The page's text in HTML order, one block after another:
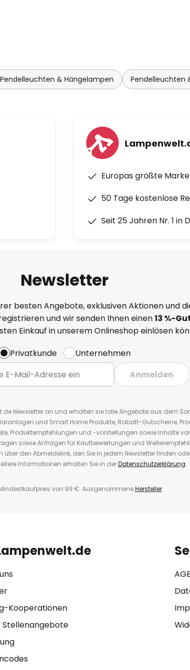
& Hängelampen Pendelleuchten
Europas größte
50 Tage kostenlose
Seit 25 Jahren Nr. 1 in
Newsletter
besten Angebote, exklusiven Aktionen und
und wir senden Ihnen einen13 %-
Einkauf in unserem Onlineshop einlösen
Privatkunde
Unternehmen
Anmelden
Newsletter an und erhalten sie tolle Angebote aus dem
und Smart Home Produkte, Rabatt-Gutscheine,
Produktempfehlungen und -vorstellungen sowie Inhalte
sowie Anfragen für Kaufbewertungen und
den Abmeldelink, den Sie in jedem Newsletter finden
Informationen erhalten Sie in derDatenschutzerklärung.
von 99 €. AusgenommeneHersteller.
Kooperationen
Stellenangebote